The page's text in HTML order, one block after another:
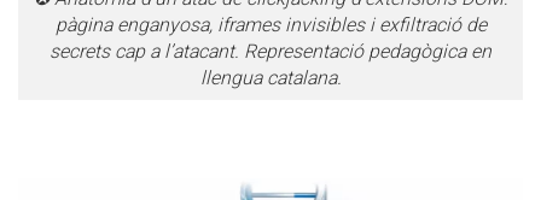
pàgina enganyosa, iframes invisibles i exfiltració de
secrets cap a l’atacant. Representació pedagògica en
llengua catalana.